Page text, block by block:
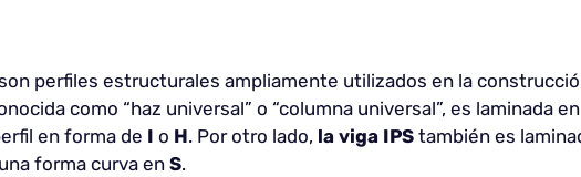
perfiles estructurales ampliamente utilizados en la
como “haz universal” o “columna universal”, es laminada en
en forma de I o H. Por otro lado, la viga IPS también es
forma curva en S.